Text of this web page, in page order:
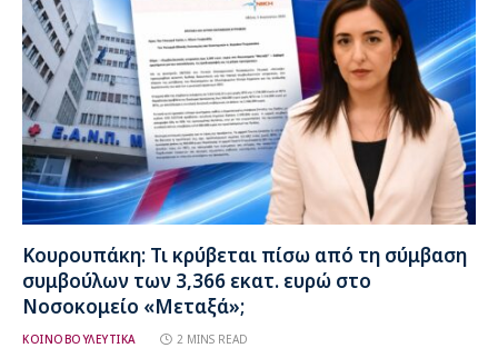
Κουρουπάκη: Τι κρύβεται πίσω από τη σύμβαση
συμβούλων των 3,366 εκατ. ευρώ στο
Νοσοκομείο «Μεταξά»;
ΚΟΙΝΟΒΟΥΛΕΥΤΙΚΑ 2 MINS READ